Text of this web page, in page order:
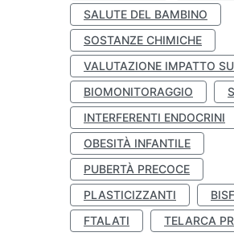
SALUTE DEL BAMBINO
SOSTANZE CHIMICHE
VALUTAZIONE IMPATTO
BIOMONITORAGGIO
INTERFERENTI ENDOCRINI
OBESITÀ INFANTILE
PUBERTÀ PRECOCE
PLASTICIZZANTI
FTALATI
TELARCA